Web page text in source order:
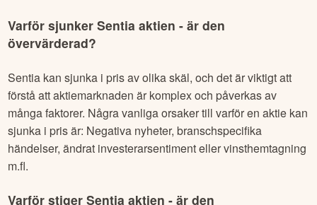
Varför sjunkerSentia aktien - är den
övervärderad?
Sentia kan sjunka i pris av olika skäl, och det är viktigt att
förstå att aktiemarknaden är komplex och påverkas av
många faktorer. Några vanliga orsaker till varför en aktie kan
sjunka i pris är: Negativa nyheter, branschspecifika
händelser, ändrat investerarsentiment eller vinsthemtagning
m.fl.
Varför stigerSentia aktien - är den